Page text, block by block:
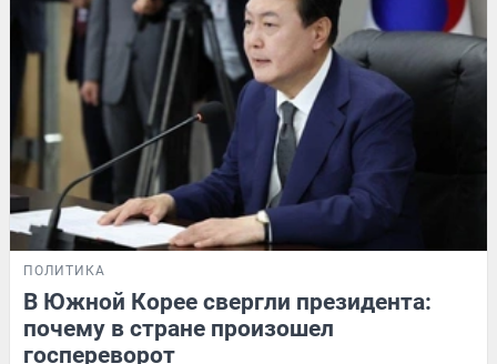
ПОЛИТИКА
В Южной Корее свергли президента:
почему в стране произошел
госпереворот